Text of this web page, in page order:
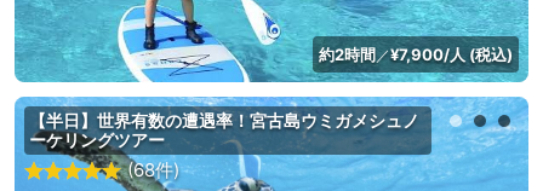
約2時間 ／¥7,900/人 (税込)
【半日】世界有数の遭遇率！宮古島ウミガメシュノ
ーケリングツアー
(68件)